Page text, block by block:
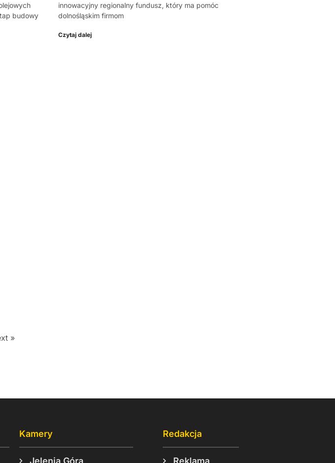
budowy
innowacyjny regionalny fundusz, który ma pomóc
dolnośląskim firmom
Czytaj dalej
»
Kamery
Jelenia Góra
Redakcja
Reklama